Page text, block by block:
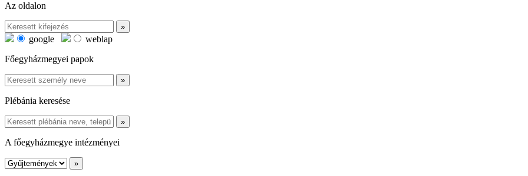
Az oldalon
google
weblap
Főegyházmegyei papok
Plébánia keresése
A főegyházmegye intézményei